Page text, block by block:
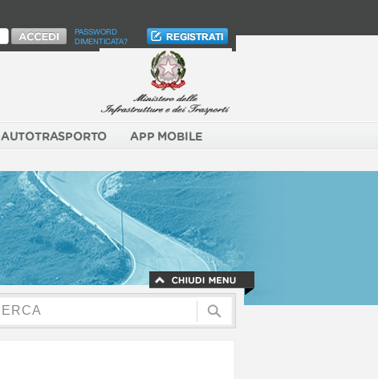
PASSWORD
DIMENTICATA?
AUTOTRASPORTO APP MOBILE